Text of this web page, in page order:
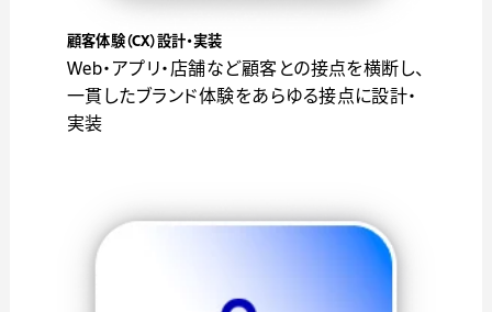
顧客体験（CX）設計・実装
Web・アプリ・店舗など顧客との接点を横断し、
一貫したブランド体験をあらゆる接点に設計・
実装